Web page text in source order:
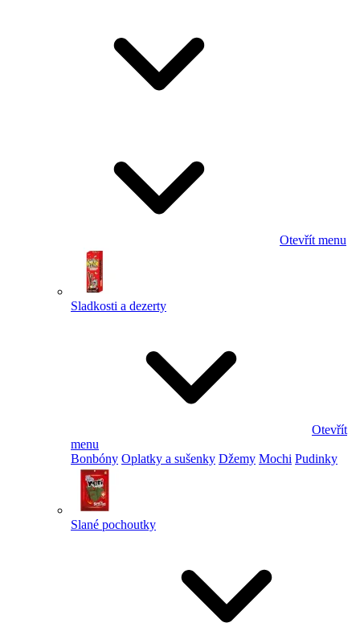
Otevřít menu
Sladkosti a dezerty
Otevřít
menu
Bonbóny Oplatky a sušenky Džemy Mochi Pudinky
Slané pochoutky